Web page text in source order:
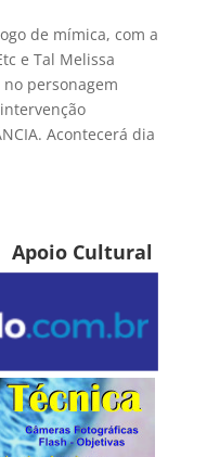
de mímica, com a
e Tal Melissa
personagem
Acontecerá dia
Apoio Cultural